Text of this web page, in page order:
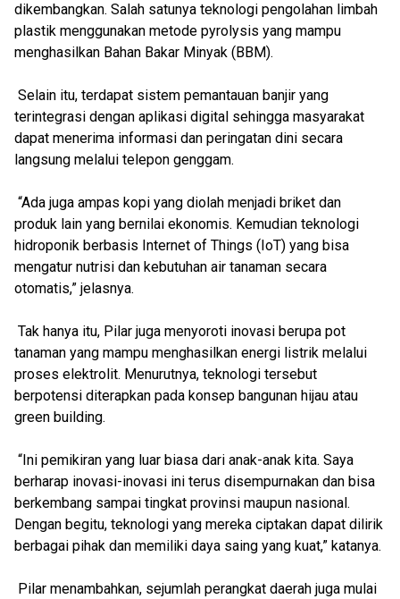
dikembangkan. Salah satunya teknologi pengolahan limbah
plastik menggunakan metode pyrolysis yang mampu
menghasilkan Bahan Bakar Minyak (BBM).
Selain itu, terdapat sistem pemantauan banjir yang
terintegrasi dengan aplikasi digital sehingga masyarakat
dapat menerima informasi dan peringatan dini secara
langsung melalui telepon genggam.
“Ada juga ampas kopi yang diolah menjadi briket dan
produk lain yang bernilai ekonomis. Kemudian teknologi
hidroponik berbasis Internet of Things (IoT) yang bisa
mengatur nutrisi dan kebutuhan air tanaman secara
otomatis,” jelasnya.
Tak hanya itu, Pilar juga menyoroti inovasi berupa pot
tanaman yang mampu menghasilkan energi listrik melalui
proses elektrolit. Menurutnya, teknologi tersebut
berpotensi diterapkan pada konsep bangunan hijau atau
green building.
“Ini pemikiran yang luar biasa dari anak-anak kita. Saya
berharap inovasi-inovasi ini terus disempurnakan dan bisa
berkembang sampai tingkat provinsi maupun nasional.
Dengan begitu, teknologi yang mereka ciptakan dapat dilirik
berbagai pihak dan memiliki daya saing yang kuat,” katanya.
Pilar menambahkan, sejumlah perangkat daerah juga mulai